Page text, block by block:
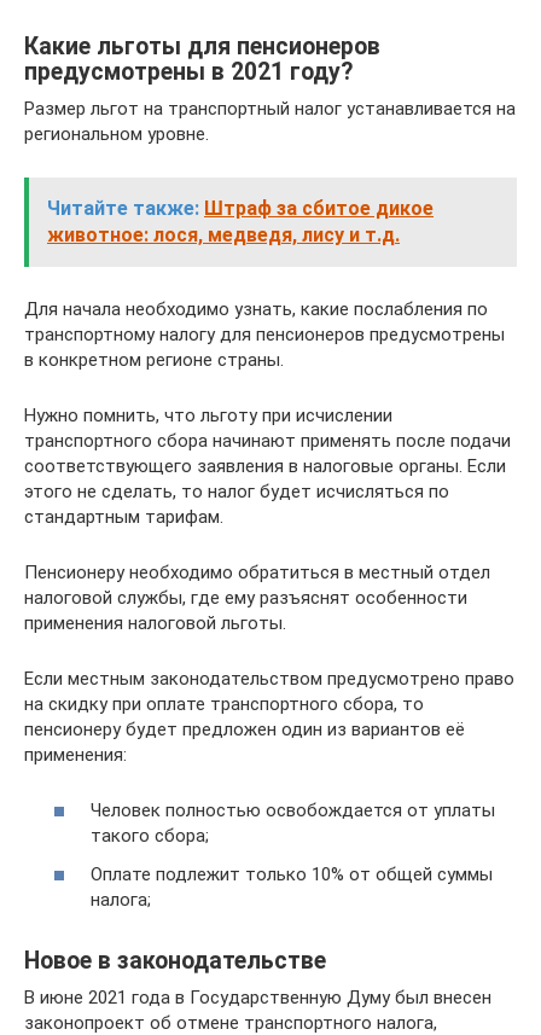
Какие льготы для пенсионеров
предусмотрены в 2021 году?
Размер льгот на транспортный налог устанавливается на
региональном уровне.
Читайте также: Штраф за сбитое дикое
животное: лося, медведя, лису и т.д.
Для начала необходимо узнать, какие послабления по
транспортному налогу для пенсионеров предусмотрены
в конкретном регионе страны.
Нужно помнить, что льготу при исчислении
транспортного сбора начинают применять после подачи
соответствующего заявления в налоговые органы. Если
этого не сделать, то налог будет исчисляться по
стандартным тарифам.
Пенсионеру необходимо обратиться в местный отдел
налоговой службы, где ему разъяснят особенности
применения налоговой льготы.
Если местным законодательством предусмотрено право
на скидку при оплате транспортного сбора, то
пенсионеру будет предложен один из вариантов её
применения:
Человек полностью освобождается от уплаты
такого сбора;
Оплате подлежит только 10% от общей суммы
налога;
Новое в законодательстве
В июне 2021 года в Государственную Думу был внесен
законопроект об отмене транспортного налога,